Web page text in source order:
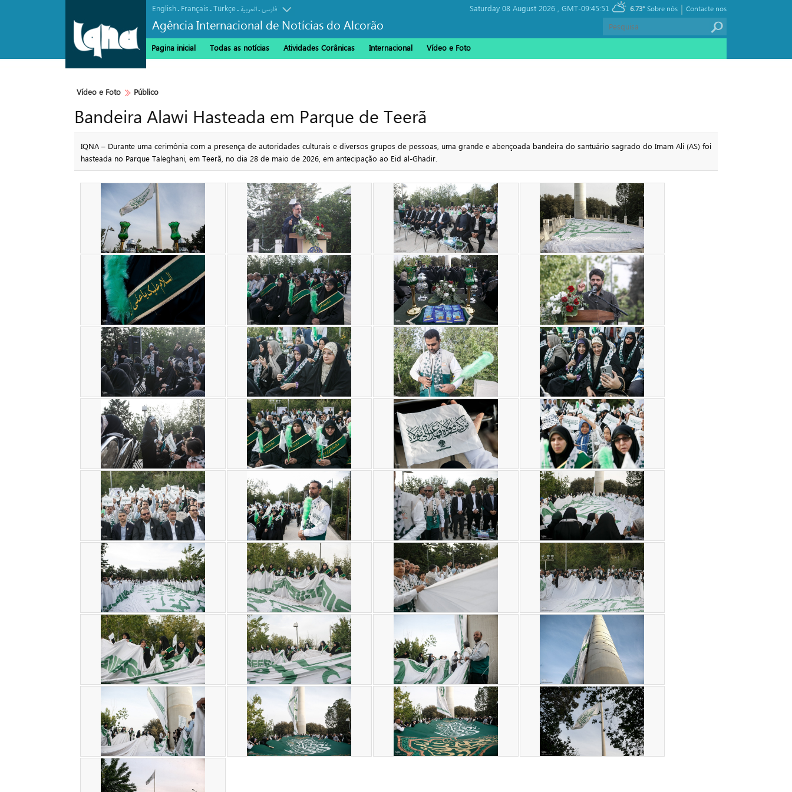
English. Français.Türkçe. العربیة.فارسی
Agência Internacional de Notícias do Alcorão
Saturday 08 August 2026 , GMT-09:45:51 6.73° Contacte nos
|
Sobre nós
Pagina inicial Todas as notícias Atividades Corânicas Internacional Vídeo e Foto
Vídeo e Foto Público
Bandeira Alawi Hasteada em Parque de Teerã
IQNA – Durante uma cerimônia com a presença de autoridades culturais e diversos grupos de pessoas, uma grande e abençoada bandeira do santuário sagrado do Imam Ali (AS) foi
hasteada no Parque Taleghani, em Teerã, no dia 28 de maio de 2026, em antecipação ao Eid al-Ghadir.